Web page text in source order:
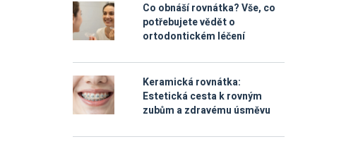
Co obnáší rovnátka? Vše, co
potřebujete vědět o
ortodontickém léčení
Keramická rovnátka:
Estetická cesta k rovným
zubům a zdravému úsměvu